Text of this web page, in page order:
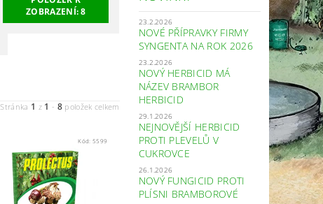
ZOBRAZENÍ:8
Stránka 1 z 1 - 8položek celkem
Kód: 5599
23.2.2026
NOVÉ PŘÍPRAVKY FIRMY
SYNGENTA NA ROK 2026
23.2.2026
NOVÝ HERBICID MÁ
NÁZEV BRAMBOR
HERBICID
29.1.2026
NEJNOVĚJŠÍ HERBICID
PROTI PLEVELŮ V
CUKROVCE
26.1.2026
NOVÝ FUNGICID PROTI
PLÍSNI BRAMBOROVÉ